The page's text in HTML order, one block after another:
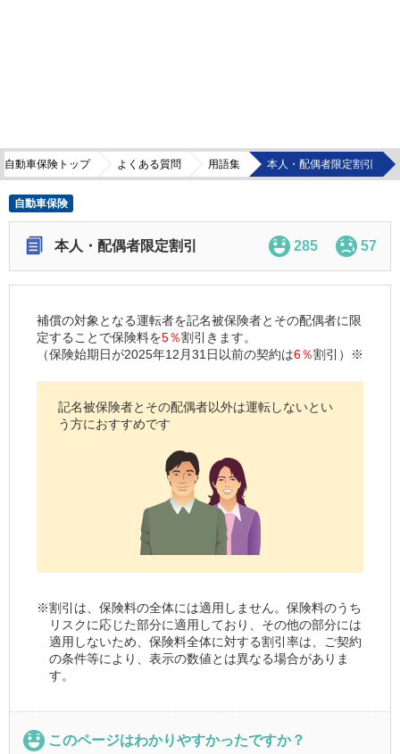
自動車保険トップ よくある質問 用語集 本人・配偶者限定割引
自動車保険
本人・配偶者限定割引 285 57
補償の対象となる運転者を記名被保険者とその配偶者に限
定することで保険料を5％割引きます。
（保険始期日が2025年12月31日以前の契約は6％割引）※
記名被保険者とその配偶者以外は運転しないとい
う方におすすめです
※割引は、保険料の全体には適用しません。保険料のうち
リスクに応じた部分に適用しており、その他の部分には
適用しないため、保険料全体に対する割引率は、ご契約
の条件等により、表示の数値とは異なる場合がありま
す。
このページはわかりやすかったですか？